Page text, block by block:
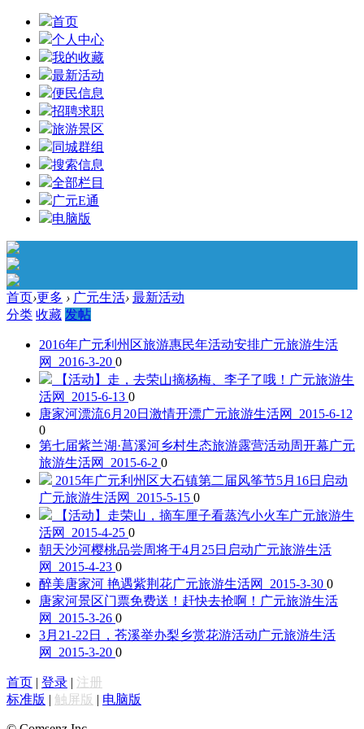
首页
个人中心
我的收藏
最新活动
便民信息
招聘求职
旅游景区
同城群组
搜索信息
全部栏目
广元E通
电脑版
首页›更多 › 广元生活› 最新活动
分类 收藏 发帖
2016年广元利州区旅游惠民年活动安排广元旅游生活
网 2016-3-20 0
【活动】走，去荣山摘杨梅、李子了哦！ 广元旅游生
活网 2015-6-13 0
唐家河漂流6月20日激情开漂广元旅游生活网 2015-6-12
0
第七届紫兰湖·菖溪河乡村生态旅游露营活动周开幕广元
旅游生活网 2015-6-2 0
2015年广元利州区大石镇第二届风筝节5月16日启动
广元旅游生活网 2015-5-15 0
【活动】走荣山，摘车厘子看蒸汽小火车广元旅游生
活网 2015-4-25 0
朝天沙河樱桃品尝周将于4月25日启动广元旅游生活
网 2015-4-23 0
醉美唐家河 艳遇紫荆花广元旅游生活网 2015-3-30 0
唐家河景区门票免费送！赶快去抢啊！ 广元旅游生活
网 2015-3-26 0
3月21-22日，苍溪举办梨乡赏花游活动广元旅游生活
网 2015-3-20 0
首页 | 登录 | 注册
标准版 | 触屏版 | 电脑版